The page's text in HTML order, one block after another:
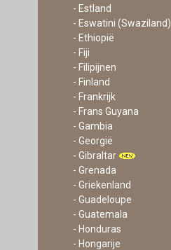
- Estland
- Eswatini (Swaziland)
- Ethiopië
- Fiji
- Filipijnen
- Finland
- Frankrijk
- Frans Guyana
- Gambia
- Georgië
- Gibraltar
- Grenada
- Griekenland
- Guadeloupe
- Guatemala
- Honduras
- Hongarije